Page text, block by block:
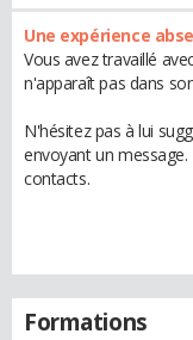
Une expérience
Vous avez travaillé
n'apparaît pas dans
N'hésitez pas à lui
envoyant un
contacts.
Formations